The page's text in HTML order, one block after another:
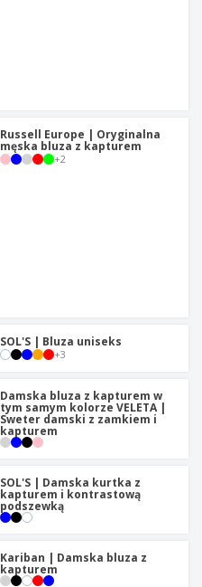
Russell Europe | Oryginalna
męska bluza z kapturem
+2
SOL'S | Bluza uniseks
+3
Damska bluza z kapturem w
tym samym kolorze VELETA |
Sweter damski z zamkiem i
kapturem
SOL'S | Damska kurtka z
kapturem i kontrastową
podszewką
Kariban | Damska bluza z
kapturem